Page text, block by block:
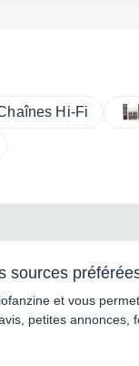
Hi-Fi
sources
et vous
petites annonces,